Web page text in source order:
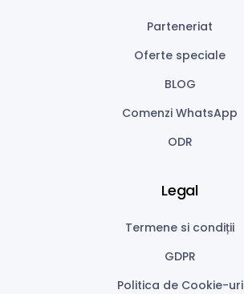
Parteneriat
Oferte speciale
BLOG
Comenzi WhatsApp
ODR
Legal
Termene si condiții
GDPR
Politica de Cookie-uri